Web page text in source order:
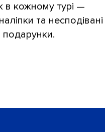
в кожному турі —
та несподівані
подарунки.